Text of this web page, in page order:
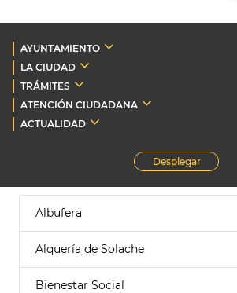
AYUNTAMIENTO
LA CIUDAD
TRÁMITES
ATENCIÓN CIUDADANA
ACTUALIDAD
Desplegar
Albufera
Alquería de Solache
Bienestar Social